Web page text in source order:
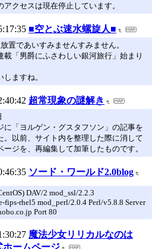
アクセスは現在停止しています。
■空とぶ速水螺旋人■
置であいすみませんすみません。
載「男爵にふさわしい銀河旅行」始まり
ますね。
超常現象の謎解き
に「ヨルゲン・グスタフソン」の記事を
。以前、サイト内を整理した際に消して
ージを、再編集して加筆したものです。
ソード・ワールド2.0blog
DAV/2 mod_ssl/2.2.3
fips-rhel5 mod_perl/2.0.4 Perl/v5.8.8 Server
Port 80
魔法少女リリカルなのは
ホームページ